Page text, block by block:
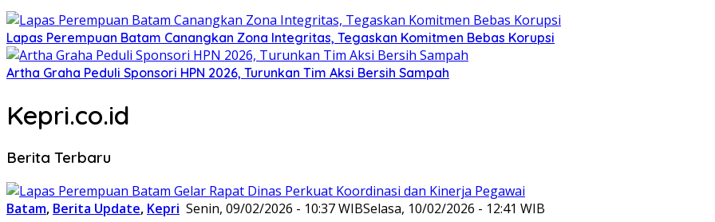
Lapas Perempuan Batam Canangkan Zona Integritas, Tegaskan Komitmen Bebas Korupsi
Artha Graha Peduli Sponsori HPN 2026, Turunkan Tim Aksi Bersih Sampah
Kepri.co.id
Berita Terbaru
Batam, Berita Update, Kepri Senin, 09/02/2026 - 10:37 WIBSelasa, 10/02/2026 - 12:41 WIB